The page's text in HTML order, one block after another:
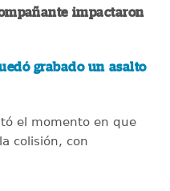
impactaron
grabado un asalto
el momento en que
colisión, con